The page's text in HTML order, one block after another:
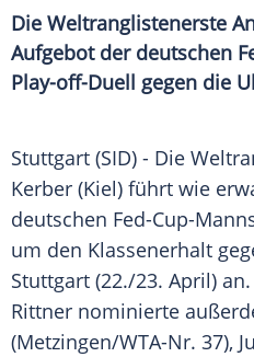
Die Weltranglistenerste
Aufgebot der deutschen
Play-off-Duell gegen die
Stuttgart (SID) - Die
Kerber (Kiel) führt wie
deutschen Fed-Cup-
um den Klassenerhalt
Stuttgart (22./23. April)
Rittner nominierte
(Metzingen/WTA-Nr. 37),